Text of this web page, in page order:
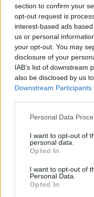
section to confirm your
opt-out request is
interest-based ads
us or personal
your opt-out. You may
disclosure of your
IAB’s list of downstream
also be disclosed by us
Downstream Participants
Personal Data
I want to opt-out of
personal data.
Opted In
I want to opt-out of
Personal Data.
Opted In
La Merkel trema
per la Cancelliera
30/06/2019
CRISI TOTALE
Trema la Merkel.
Paura per la
tremori durante
22/06/2019